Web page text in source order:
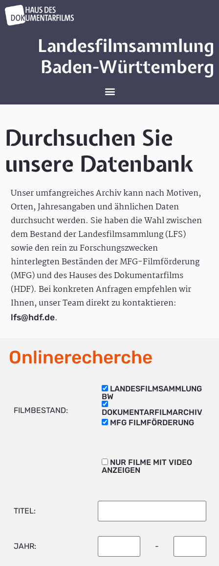
Landesfilmsammlung
Baden-Württemberg
Durchsuchen Sie
unsere Datenbank
Unser umfangreiches Archiv kann nach Motiven,
Orten, Jahresangaben und ähnlichen Daten
durchsucht werden. Sie haben die Wahl zwischen
dem Bestand der Landesfilmsammlung (LFS)
sowie den rein zu Forschungszwecken
hinterlegten Beständen der MFG-Filmförderung
(MFG) und des Hauses des Dokumentarfilms
(HDF). Bei konkreten Anfragen empfehlen wir
Ihnen, unser Team direkt zu kontaktieren:
lfs@hdf.de.
Onlinerecherche
FILMBESTAND:
LANDESFILMSAMMLUNG
BW
DOKUMENTARFILMARCHIV
MFG FILMFÖRDERUNG
NUR FILME MIT VIDEO
ANZEIGEN
TITEL:
JAHR: -